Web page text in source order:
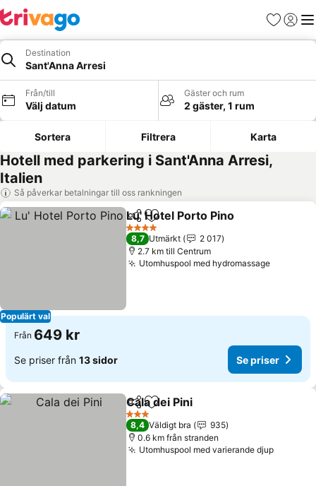
Favoriter
Logga
Destination
Sant'Anna Arresi
Från/till
Välj datum
Gäster och rum
2 gäster, 1 rum
Sortera Filtrera Karta
Hotell med parkering i Sant'Anna Arresi,
Italien
Så påverkar betalningar till oss rankningen
Populärt val
Dela Lägg till i Mina Favoriter
Lu' Hotel Porto Pino
4 Stjärnor
8,7 Utmärkt
2 017
2.7 km till Centrum
Utomhuspool med hydromassage
Från 649 kr
Se priser från 13 sidor Se priser
Dela Lägg till i Mina Favoriter
Cala dei Pini
3 Stjärnor
8,4 Väldigt bra
935
0.6 km från stranden
Utomhuspool med varierande djup